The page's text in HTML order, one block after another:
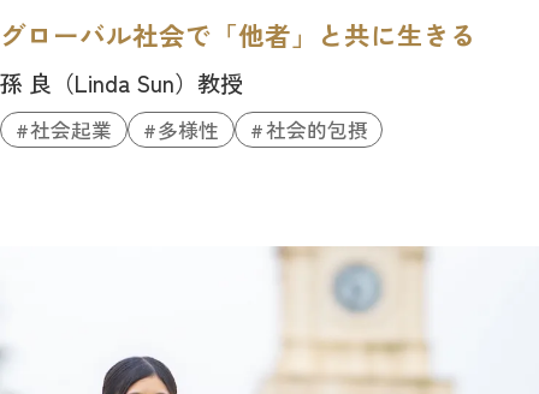
グローバル社会で「他者」と共に生きる
孫 良（Linda Sun）教授
社会起業 多様性 社会的包摂